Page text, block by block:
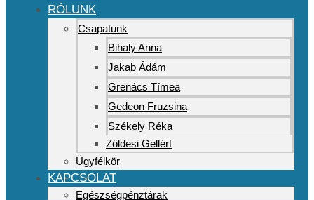
RÓLUNK
Csapatunk
Bihaly Anna
Jakab Ádám
Grenács Tímea
Gedeon Fruzsina
Székely Réka
Zöldesi Gellért
Ügyfélkör
KAPCSOLAT
Egészségpénztárak